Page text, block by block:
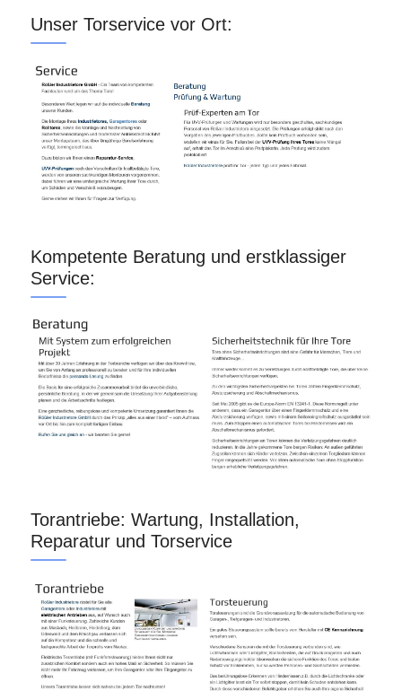
Unser Torservice vor Ort:
Kompetente Beratung und erstklassiger
Service:
Torantriebe: Wartung, Installation,
Reparatur und Torservice